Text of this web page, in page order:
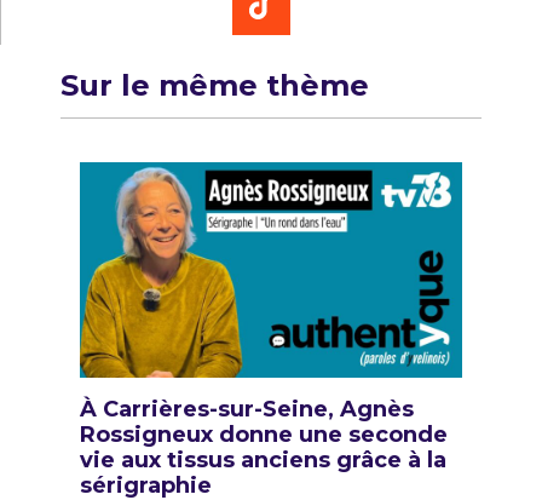
Sur le même thème
À Carrières-sur-Seine, Agnès
Rossigneux donne une seconde
vie aux tissus anciens grâce à la
sérigraphie